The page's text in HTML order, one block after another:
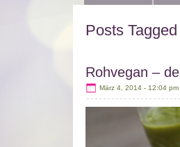
Posts Tagged
Rohvegan –
März 4, 2014 - 12:04 pm